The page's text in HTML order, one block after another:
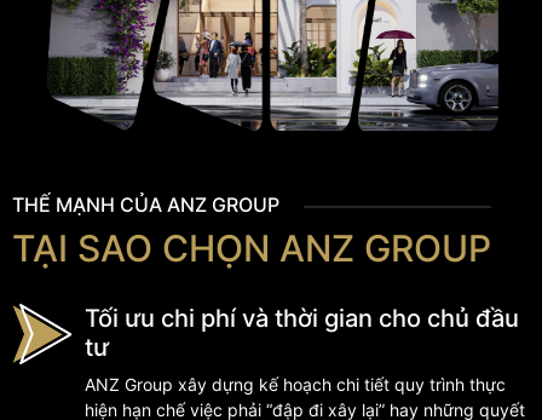
THẾ MẠNH CỦA ANZ GROUP
TẠI SAO CHỌN ANZ GROUP
Tối ưu chi phí và thời gian cho chủ đầu
tư
ANZ Group xây dựng kế hoạch chi tiết quy trình thực
hiện hạn chế việc phải “đập đi xây lại” hay những quyết